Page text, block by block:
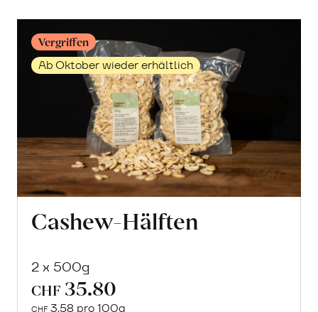
Vergriffen
Ab Oktober wieder erhältlich
Cashew-Hälften
2 x 500g
CHF 35.80
CHF 3.58 pro 100g